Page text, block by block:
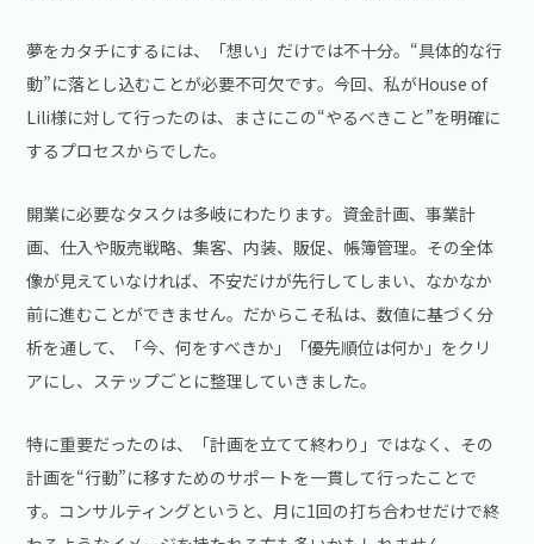
夢をカタチにするには、「想い」だけでは不十分。“具体的な行
動”に落とし込むことが必要不可欠です。今回、私がHouse of
Lili様に対して行ったのは、まさにこの“やるべきこと”を明確に
するプロセスからでした。
開業に必要なタスクは多岐にわたります。資金計画、事業計
画、仕入や販売戦略、集客、内装、販促、帳簿管理。その全体
像が見えていなければ、不安だけが先行してしまい、なかなか
前に進むことができません。だからこそ私は、数値に基づく分
析を通して、「今、何をすべきか」「優先順位は何か」をクリ
アにし、ステップごとに整理していきました。
特に重要だったのは、「計画を立てて終わり」ではなく、その
計画を“行動”に移すためのサポートを一貫して行ったことで
す。コンサルティングというと、月に1回の打ち合わせだけで終